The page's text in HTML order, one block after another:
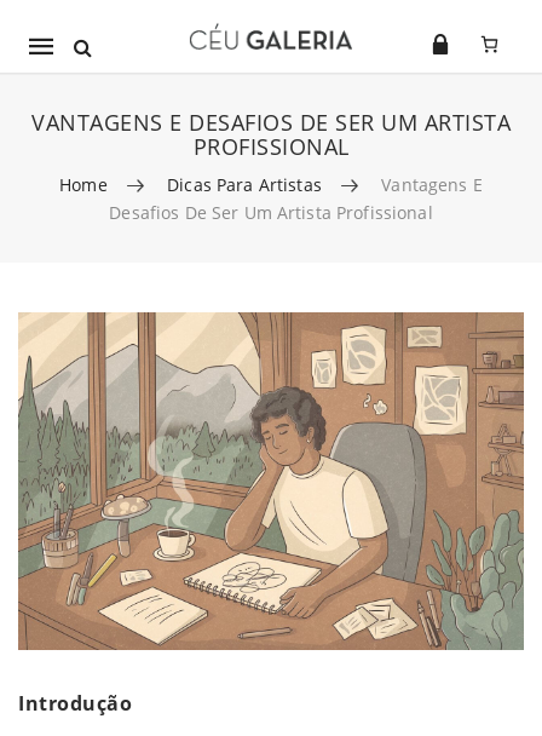
Mobile
VANTAGENS E DESAFIOS DE SER UM ARTISTA
PROFISSIONAL
Home Dicas Para Artistas
Vantagens E
Desafios De Ser Um Artista Profissional
Skip to content
Introdução